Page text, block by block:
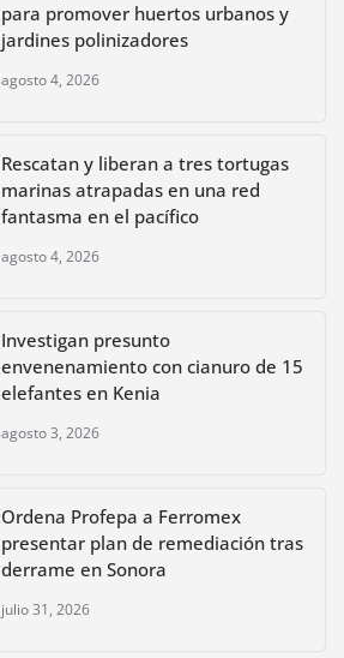
para promover huertos urbanos y
jardines polinizadores
agosto 4, 2026
Rescatan y liberan a tres tortugas
marinas atrapadas en una red
fantasma en el pacífico
agosto 4, 2026
Investigan presunto
envenenamiento con cianuro de 15
elefantes en Kenia
agosto 3, 2026
Ordena Profepa a Ferromex
presentar plan de remediación tras
derrame en Sonora
julio 31, 2026